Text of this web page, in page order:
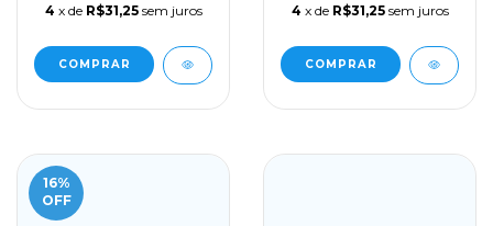
4 x de R$31,25 sem juros 4 x de R$31,25 sem juros
16%
OFF